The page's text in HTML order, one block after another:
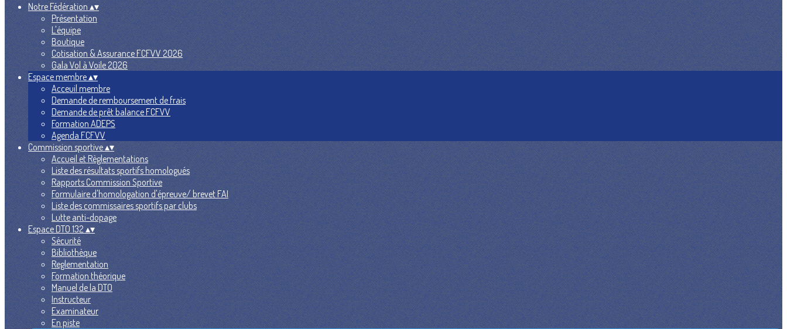
Notre Fédération▴▾
Présentation
L'équipe
Boutique
Cotisation & Assurance FCFVV 2026
Gala Vol à Voile 2026
Espace membre▴▾
Acceuil membre
Demande de remboursement de frais
Demande de prêt balance FCFVV
Formation ADEPS
Agenda FCFVV
Commission sportive▴▾
Accueil et Règlementations
Liste des résultats sportifs homologués
Rapports Commission Sportive
Formulaire d'homologation d'épreuve/ brevet FAI
Liste des commissaires sportifs par clubs
Lutte anti-dopage
Espace DTO 132▴▾
Sécurité
Bibliothèque
Reglementation
Formation théorique
Manuel de la DTO
Instructeur
Examinateur
En piste